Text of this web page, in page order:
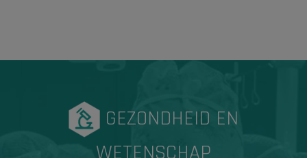
GEZONDHEID EN
WETENSCHAP